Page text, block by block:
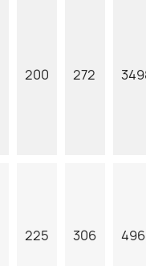
200 272
225 306